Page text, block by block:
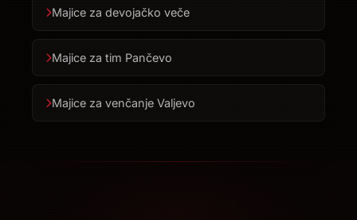
Majice za devojačko veče
Majice za tim Pančevo
Majice za venčanje Valjevo